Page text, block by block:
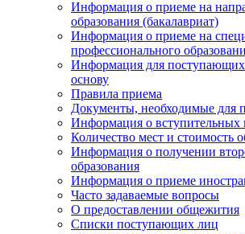
Информация о приеме на
образования (бакалавриат)
Информация о приеме на
профессионального
Информация для
основу
Правила приема
Документы, необходимые для
Информация о вступительных
Количество мест и стоимость
Информация о получении
образования
Информация о приеме
Часто задаваемые вопросы
О предоставлении общежития
Списки поступающих лиц